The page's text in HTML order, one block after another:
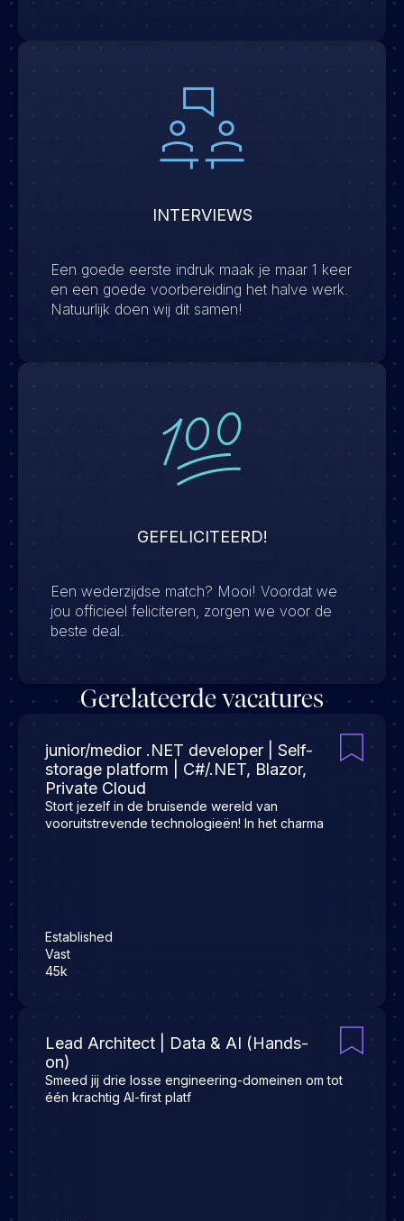
INTERVIEWS
Een goede eerste indruk maak je maar 1 keer
en een goede voorbereiding het halve werk.
Natuurlijk doen wij dit samen!
GEFELICITEERD!
Een wederzijdse match? Mooi! Voordat we
jou officieel feliciteren, zorgen we voor de
beste deal.
Gerelateerde vacatures
junior/medior .NET developer | Self-
storage platform | C#/.NET, Blazor,
Private Cloud
Stort jezelf in de bruisende wereld van
vooruitstrevende technologieën! In het charma
Established
Vast
45k
Lead Architect | Data & AI (Hands-
on)
Smeed jij drie losse engineering-domeinen om tot
één krachtig AI-first platf